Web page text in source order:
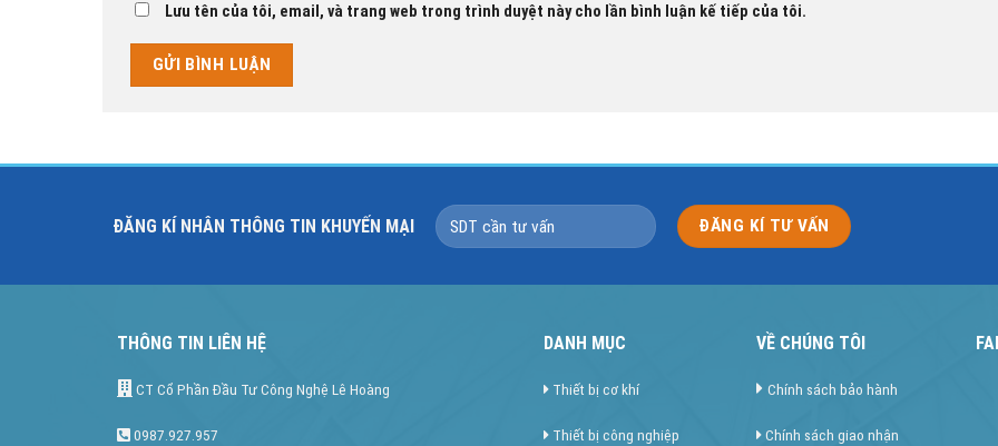
Lưu tên của tôi, email, và trang web trong trình duyệt này cho lần bình luận kế tiếp của tôi.
ĐĂNG KÍ NHÂN THÔNG TIN KHUYẾN MẠI
THÔNG TIN LIÊN HỆ
CT Cổ Phần Đầu Tư Công Nghệ Lê Hoàng
0987.927.957
DANH MỤC
Thiết bị cơ khí
Thiết bị công nghiệp
VỀ CHÚNG TÔI
Chính sách bảo hành
Chính sách giao nhận